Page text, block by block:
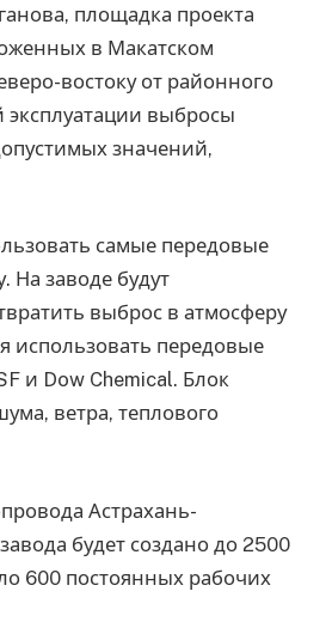
площадка проекта
в Макатском
востоку от районного
эксплуатации выбросы
значений,
самые передовые
На заводе будут
выброс в атмосферу
использовать передовые
и Dow Chemical. Блок
ветра, теплового
Астрахань-
будет создано до 2500
600 постоянных рабочих